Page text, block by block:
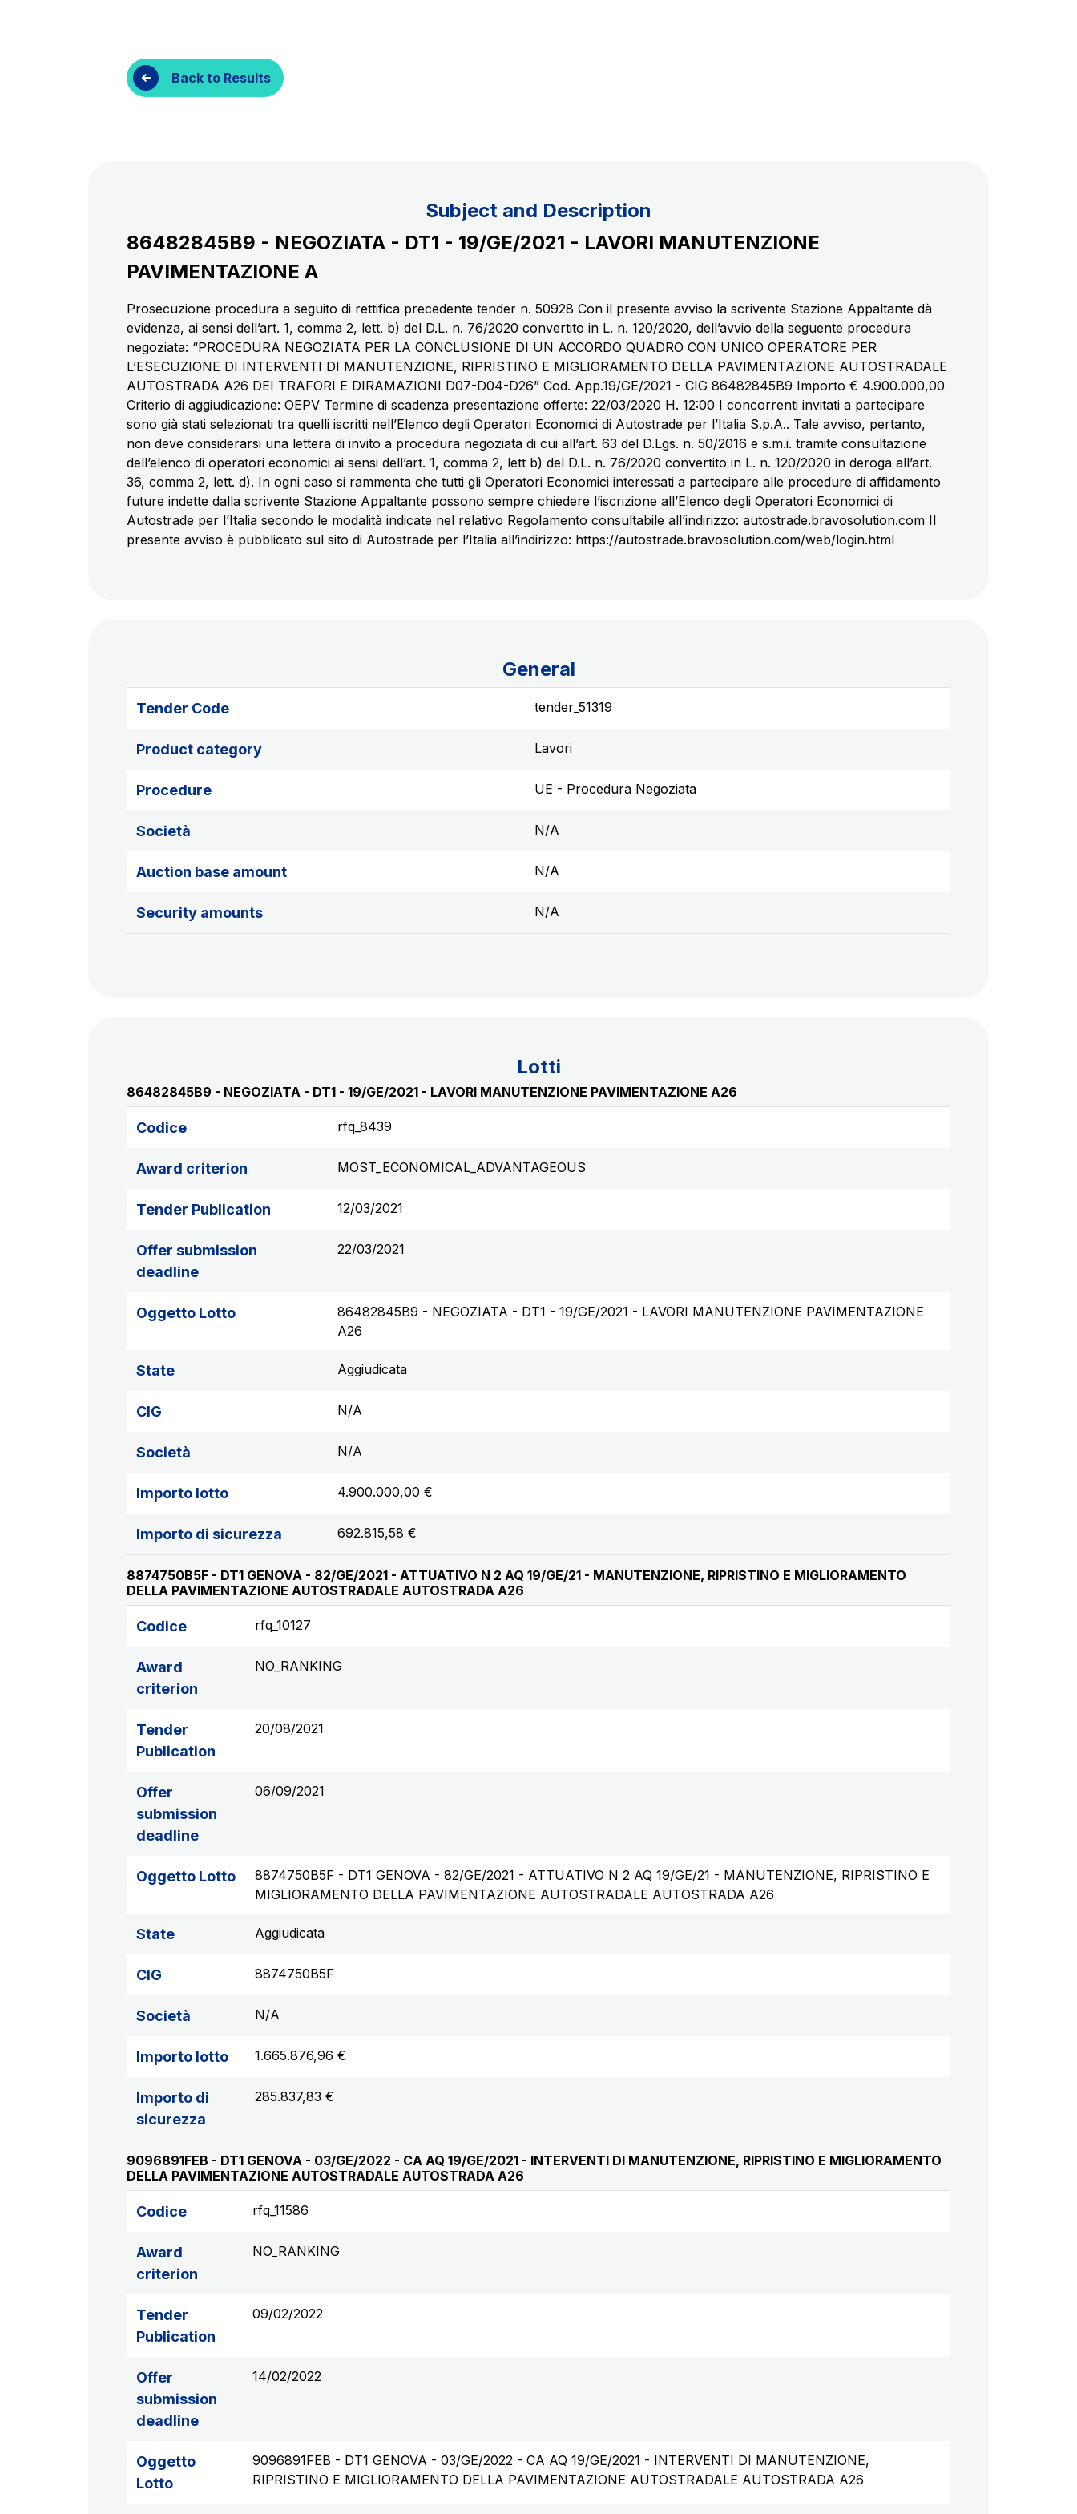
Procurement and suppliers
Back to Results
Subject and Description
86482845B9 - NEGOZIATA - DT1 - 19/GE/2021 - LAVORI MANUTENZIONE
PAVIMENTAZIONE A
Prosecuzione procedura a seguito di rettifica precedente tender n. 50928 Con il presente avviso la scrivente Stazione Appaltante dà
evidenza, ai sensi dell’art. 1, comma 2, lett. b) del D.L. n. 76/2020 convertito in L. n. 120/2020, dell’avvio della seguente procedura
negoziata: “PROCEDURA NEGOZIATA PER LA CONCLUSIONE DI UN ACCORDO QUADRO CON UNICO OPERATORE PER
L’ESECUZIONE DI INTERVENTI DI MANUTENZIONE, RIPRISTINO E MIGLIORAMENTO DELLA PAVIMENTAZIONE AUTOSTRADALE
AUTOSTRADA A26 DEI TRAFORI E DIRAMAZIONI D07-D04-D26” Cod. App.19/GE/2021 - CIG 86482845B9 Importo € 4.900.000,00
Criterio di aggiudicazione: OEPV Termine di scadenza presentazione offerte: 22/03/2020 H. 12:00 I concorrenti invitati a partecipare
sono già stati selezionati tra quelli iscritti nell’Elenco degli Operatori Economici di Autostrade per l’Italia S.p.A.. Tale avviso, pertanto,
non deve considerarsi una lettera di invito a procedura negoziata di cui all’art. 63 del D.Lgs. n. 50/2016 e s.m.i. tramite consultazione
dell’elenco di operatori economici ai sensi dell’art. 1, comma 2, lett b) del D.L. n. 76/2020 convertito in L. n. 120/2020 in deroga all’art.
36, comma 2, lett. d). In ogni caso si rammenta che tutti gli Operatori Economici interessati a partecipare alle procedure di affidamento
future indette dalla scrivente Stazione Appaltante possono sempre chiedere l’iscrizione all’Elenco degli Operatori Economici di
Autostrade per l’Italia secondo le modalità indicate nel relativo Regolamento consultabile all’indirizzo: autostrade.bravosolution.com Il
presente avviso è pubblicato sul sito di Autostrade per l’Italia all’indirizzo: https://autostrade.bravosolution.com/web/login.html
General
Tender Code tender_51319
Product category Lavori
Procedure UE - Procedura Negoziata
Società N/A
Auction base amount N/A
Security amounts N/A
Lotti
86482845B9 - NEGOZIATA - DT1 - 19/GE/2021 - LAVORI MANUTENZIONE PAVIMENTAZIONE A26
Codice rfq_8439
Award criterion MOST_ECONOMICAL_ADVANTAGEOUS
Tender Publication 12/03/2021
Offer submission
deadline
22/03/2021
Oggetto Lotto
86482845B9 - NEGOZIATA - DT1 - 19/GE/2021 - LAVORI MANUTENZIONE PAVIMENTAZIONE
A26
State Aggiudicata
CIG N/A
Società N/A
Importo lotto 4.900.000,00 €
Importo di sicurezza 692.815,58 €
8874750B5F - DT1 GENOVA - 82/GE/2021 - ATTUATIVO N 2 AQ 19/GE/21 - MANUTENZIONE, RIPRISTINO E MIGLIORAMENTO
DELLA PAVIMENTAZIONE AUTOSTRADALE AUTOSTRADA A26
Codice rfq_10127
Award
criterion
NO_RANKING
Tender
Publication
20/08/2021
Offer
submission
deadline
06/09/2021
Oggetto Lotto
8874750B5F - DT1 GENOVA - 82/GE/2021 - ATTUATIVO N 2 AQ 19/GE/21 - MANUTENZIONE, RIPRISTINO E
MIGLIORAMENTO DELLA PAVIMENTAZIONE AUTOSTRADALE AUTOSTRADA A26
State Aggiudicata
CIG 8874750B5F
Società N/A
Importo lotto 1.665.876,96 €
Importo di
sicurezza
285.837,83 €
9096891FEB - DT1 GENOVA - 03/GE/2022 - CA AQ 19/GE/2021 - INTERVENTI DI MANUTENZIONE, RIPRISTINO E MIGLIORAMENTO
DELLA PAVIMENTAZIONE AUTOSTRADALE AUTOSTRADA A26
Codice rfq_11586
Award
criterion
NO_RANKING
Tender
Publication
09/02/2022
Offer
submission
deadline
14/02/2022
Oggetto
Lotto
9096891FEB - DT1 GENOVA - 03/GE/2022 - CA AQ 19/GE/2021 - INTERVENTI DI MANUTENZIONE,
RIPRISTINO E MIGLIORAMENTO DELLA PAVIMENTAZIONE AUTOSTRADALE AUTOSTRADA A26